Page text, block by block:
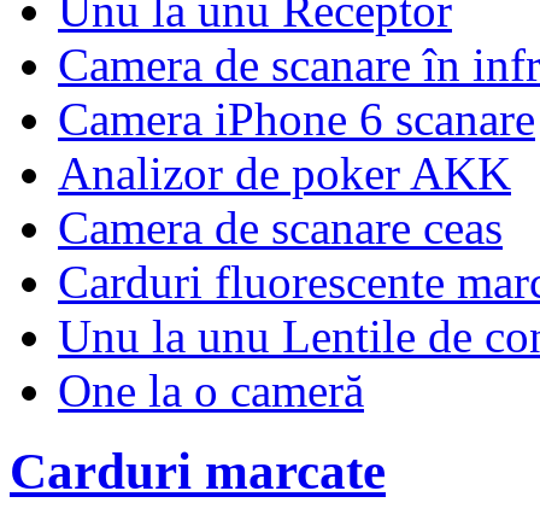
Camera de scanare în
Camera iPhone 6 scanare
Analizor de poker AKK
Camera de scanare ceas
Carduri fluorescente
Unu la unu Lentile de
One la o cameră
Carduri marcate